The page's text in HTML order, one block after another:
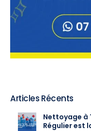
Articles Récents
Nettoyage à
Régulier est